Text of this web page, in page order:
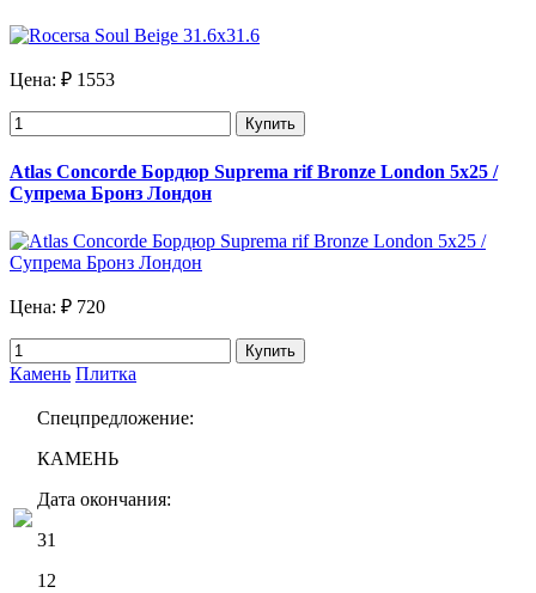
Цена: ₽ 1553
Купить
Atlas Concorde Бордюр Suprema rif Bronze London 5x25 /
Супрема Бронз Лондон
Цена: ₽ 720
Купить
Камень Плитка
Спецпредложение:
КАМЕНЬ
Дата окончания:
31
12